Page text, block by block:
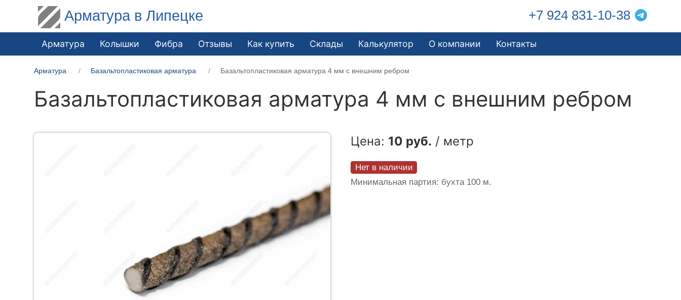
Арматура в Липецке +7 924 831-10-38
Арматура Колышки Фибра Отзывы Как купить Склады Калькулятор О компании Контакты
Арматура Базальтопластиковая арматура Базальтопластиковая арматура 4 мм с внешним ребром
Базальтопластиковая арматура 4 мм с внешним ребром
Цена: 10 руб. / метр
Нет в наличии
Минимальная партия: бухта 100 м.